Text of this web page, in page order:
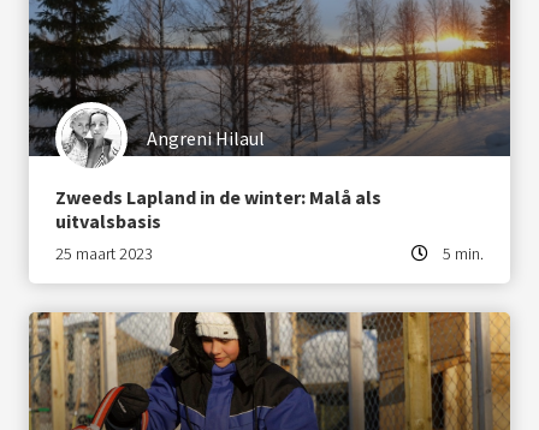
Angreni Hilaul
Zweeds Lapland in de winter: Malå als
uitvalsbasis
25 maart 2023 5 min.